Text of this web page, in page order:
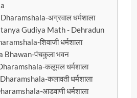
अग्रवाल धर्मशाला
Gudiya Math - Dehradun
शिवाजी धर्मशाला
Bhawan-पंचकुला भवन
कलूमल धर्मशाला
कलावती धर्मशाला
आडवाणी धर्मशाला